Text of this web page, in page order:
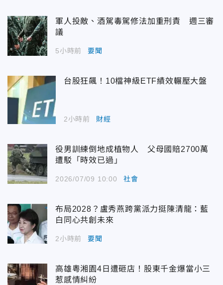
軍人投敵、酒駕毒駕修法加重刑責 週三審
議
5小時前 要聞
台股狂飆！10檔神級ETF績效輾壓大盤
2小時前 財經
役男訓練倒地成植物人 父母國賠2700萬
遭駁「時效已過」
2026/07/09 10:00 社會
布局2028？盧秀燕跨黨派力挺陳清龍：藍
白同心共創未來
2小時前 要聞
高雄粵湘園4日遭砸店！股東千金爆當小三
惹感情糾紛